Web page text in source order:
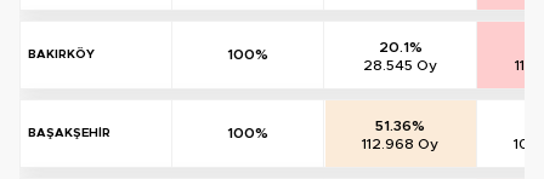
BAKIRKÖY 100%
20.1%
28.545 Oy
BAŞAKŞEHİR 100%
51.36%
112.968 Oy